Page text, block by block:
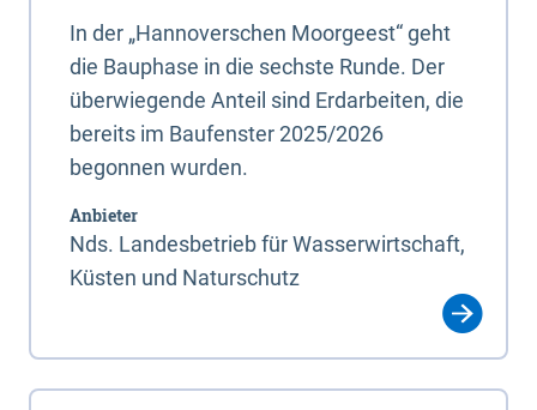
In der „Hannoverschen Moorgeest“ geht
die Bauphase in die sechste Runde. Der
überwiegende Anteil sind Erdarbeiten, die
bereits im Baufenster 2025/2026
begonnen wurden.
Anbieter
Nds. Landesbetrieb für Wasserwirtschaft,
Küsten und Naturschutz